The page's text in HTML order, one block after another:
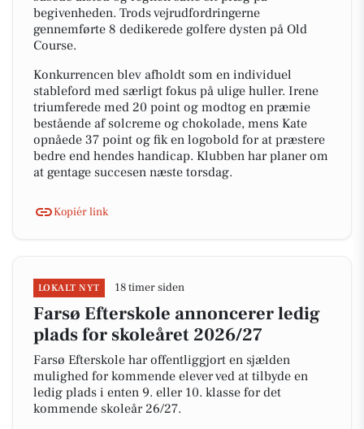
begivenheden. Trods vejrudfordringerne
gennemførte 8 dedikerede golfere dysten på Old
Course.
Konkurrencen blev afholdt som en individuel
stableford med særligt fokus på ulige huller. Irene
triumferede med 20 point og modtog en præmie
bestående af solcreme og chokolade, mens Kate
opnåede 37 point og fik en logobold for at præstere
bedre end hendes handicap. Klubben har planer om
at gentage succesen næste torsdag.
Kopiér link
LOKALT NYT 18 timer siden
Farsø Efterskole annoncerer ledig
plads for skoleåret 2026/27
Farsø Efterskole har offentliggjort en sjælden
mulighed for kommende elever ved at tilbyde en
ledig plads i enten 9. eller 10. klasse for det
kommende skoleår 26/27.